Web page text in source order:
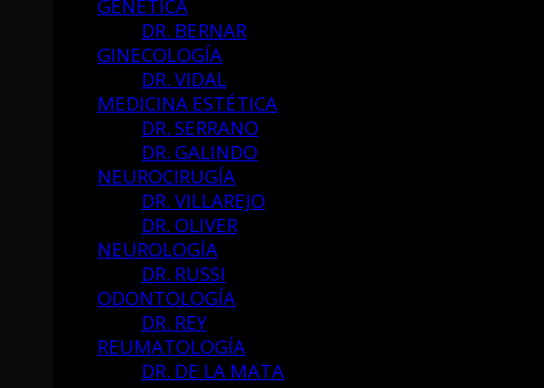
GENÉTICA
DR. BERNAR
GINECOLOGÍA
DR. VIDAL
MEDICINA ESTÉTICA
DR. SERRANO
DR. GALINDO
NEUROCIRUGÍA
DR. VILLAREJO
DR. OLIVER
NEUROLOGÍA
DR. RUSSI
ODONTOLOGÍA
DR. REY
REUMATOLOGÍA
DR. DE LA MATA